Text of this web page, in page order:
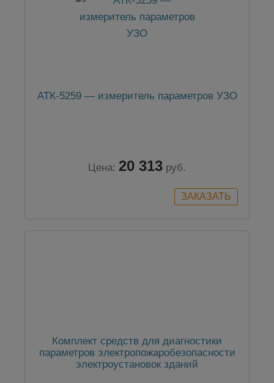
АТК-5259 — измеритель параметров УЗО
Цена: 20 313 руб.
Комплект средств для диагностики
параметров электропожаробезопасности
электроустановок зданий